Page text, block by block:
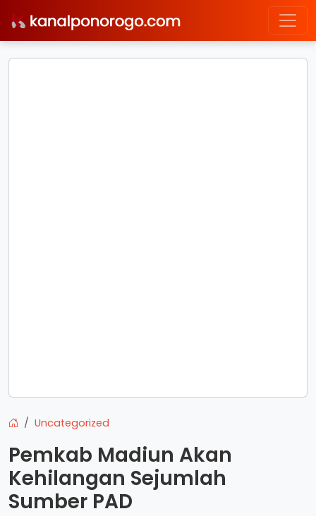
Uncategorized
Pemkab Madiun Akan
Kehilangan Sejumlah
Sumber PAD